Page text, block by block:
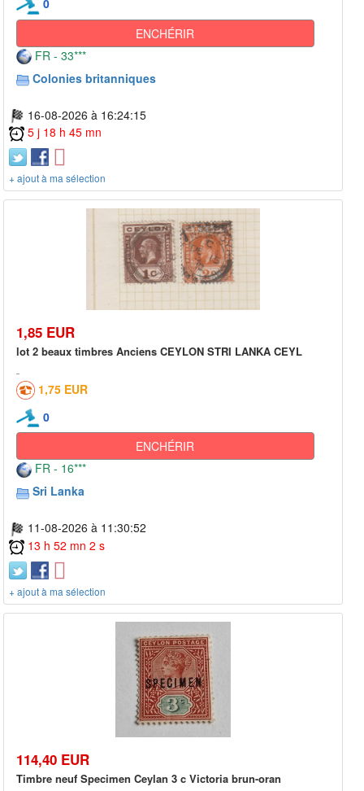
ENCHÉRIR
FR - 33***
Colonies britanniques
16-08-2026 à 16:24:15
5 j 18 h 45 mn
+ ajout à ma sélection
1,85 EUR
lot 2 beaux timbres Anciens CEYLON STRI LANKA CEYL
1,75 EUR
0
ENCHÉRIR
FR - 16***
Sri Lanka
11-08-2026 à 11:30:52
13 h 52 mn 2 s
+ ajout à ma sélection
114,40 EUR
Timbre neuf Specimen Ceylan 3 c Victoria brun-oran